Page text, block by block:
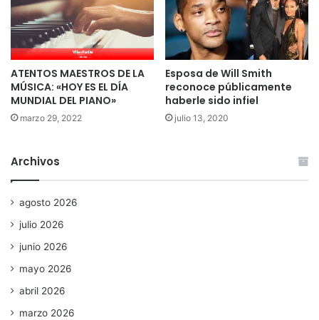
ATENTOS MAESTROS DE LA
MÚSICA: «HOY ES EL DÍA
MUNDIAL DEL PIANO»
marzo 29, 2022
Esposa de Will Smith
reconoce públicamente
haberle sido infiel
julio 13, 2020
Archivos
agosto 2026
julio 2026
junio 2026
mayo 2026
abril 2026
marzo 2026